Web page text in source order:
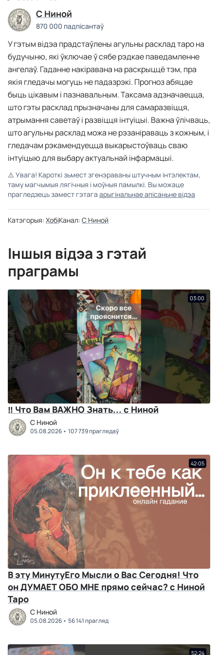
C Ниной
870 000 падпісантаў
У гэтым відэа прадстаўлены агульны расклад таро на
будучыню, які ўключае ў сябе рэдкае паведамленне
ангелаў. Гаданне накіравана на раскрыццё тэм, пра
якія гледачы могуць не падазрэкi. Прогноз абяцае
быць цікавым і пазнавальным. Таксама адзначаецца,
што гэты расклад прызначаны для самаразвіцця,
атрымання саветаў і развіцця інтуіцыі. Важна ўлічваць,
што агульны расклад можа не рэзаніраваць з кожным, і
гледачам рэкамендуецца выкарыстоўваць сваю
інтуіцыю для выбару актуальнай інфармацыі.
⚠️ Увага! Кароткі зьмест згенэраваны штучным інтэлектам,
таму магчымыя лягічныя і моўныя памылкі. Вы можаце
прагледзець замест гэтага арыгінальнае апісаньне відэа
Катэгорыя: ХобіКанал: C Ниной
Іншыя відэа з гэтай
праграмы
03:00
‼ Что Вам ВАЖНО Знать... с Ниной
C Ниной
05.08.2026 107 739 праглядаў
42:05
В эту МинутуЕго Мысли о Вас Сегодня! Что
он ДУМАЕТ ОБО МНЕ прямо сейчас? с Ниной
Таро
C Ниной
05.08.2026 56 141 прагляд
52:24